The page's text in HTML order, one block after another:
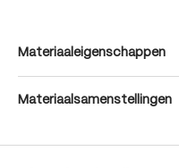
Materiaaleigenschappen
Materiaalsamenstellingen